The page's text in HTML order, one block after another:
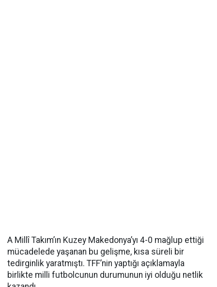
A Millî Takım’ın Kuzey Makedonya’yı 4-0 mağlup ettiği
mücadelede yaşanan bu gelişme, kısa süreli bir
tedirginlik yaratmıştı. TFF’nin yaptığı açıklamayla
birlikte milli futbolcunun durumunun iyi olduğu netlik